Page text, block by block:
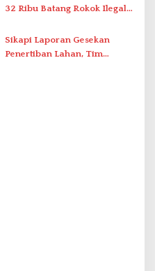
32 Ribu Batang Rokok Ilegal
Sikapi Laporan Gesekan
Penertiban Lahan, Tim